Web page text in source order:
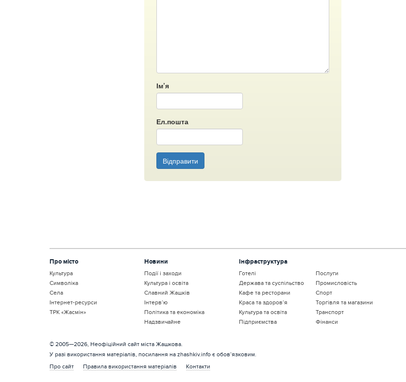
Ім’я
Ел.пошта
Відправити
Про місто
Культура
Символіка
Села
Інтернет-ресурси
ТРК «Жасмін»
Новини
Події і заходи
Культура і освіта
Славний Жашків
Інтерв’ю
Політика та економіка
Надзвичайне
Інфраструктура
Готелі
Держава та суспільство
Кафе та ресторани
Краса та здоров’я
Культура та освіта
Підприємства
Послуги
Промисловість
Спорт
Торгівля та магазини
Транспорт
Фінанси
© 2005—2026, Неофіційний сайт міста Жашкова.
У разі використання матеріалів, посилання на zhashkiv.info є обов’язковим.
Про сайт
Правила використання матеріалів Контакти